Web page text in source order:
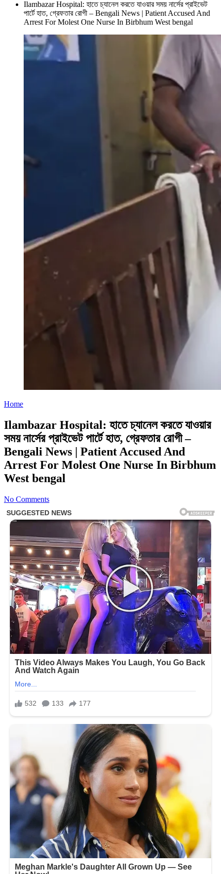
Ilambazar Hospital: হাতে চ্যানেল করতে যাওয়ার সময় নার্সের প্রাইভেট
পার্টে হাত, গ্রেফতার রোগী – Bengali News | Patient Accused And
Arrest For Molest One Nurse In Birbhum West bengal
Home
Ilambazar Hospital: হাতে চ্যানেল করতে যাওয়ার
সময় নার্সের প্রাইভেট পার্টে হাত, গ্রেফতার রোগী –
Bengali News | Patient Accused And
Arrest For Molest One Nurse In Birbhum
West bengal
No Comments